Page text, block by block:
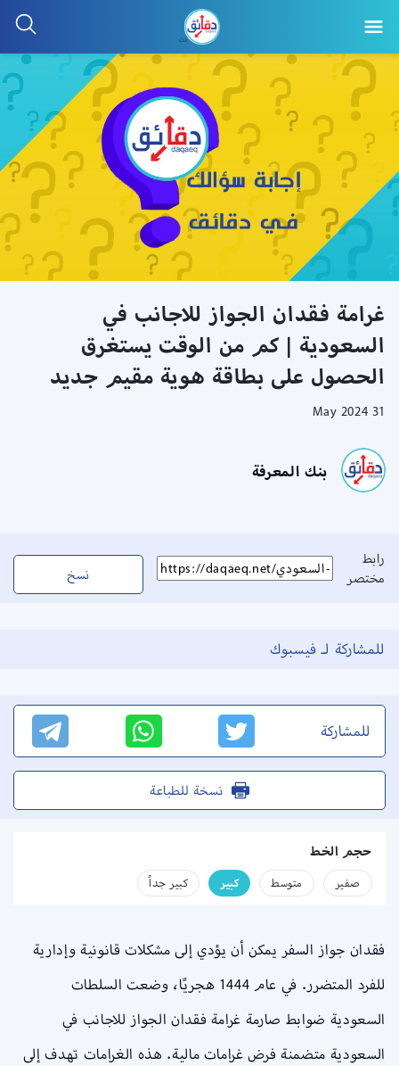
غرامة فقدان الجواز للاجانب في
السعودية | كم من الوقت يستغرق
الحصول على بطاقة هوية مقيم جديد
31 May 2024
بنك المعرفة
رابط
مختصر
نسخ
للمشاركة لـ فيسبوك
للمشاركة
نسخة للطباعة
حجم الخط
صفير متوسط كبير كبير جداً
فقدان جواز السفر يمكن أن يؤدي إلى مشكلات قانونية وإدارية
للفرد المتضرر. في عام 1444 هجريًا، وضعت السلطات
السعودية ضوابط صارمة غرامة فقدان الجواز للاجانب في
السعودية متضمنة فرض غرامات مالية. هذه الغرامات تهدف إلى